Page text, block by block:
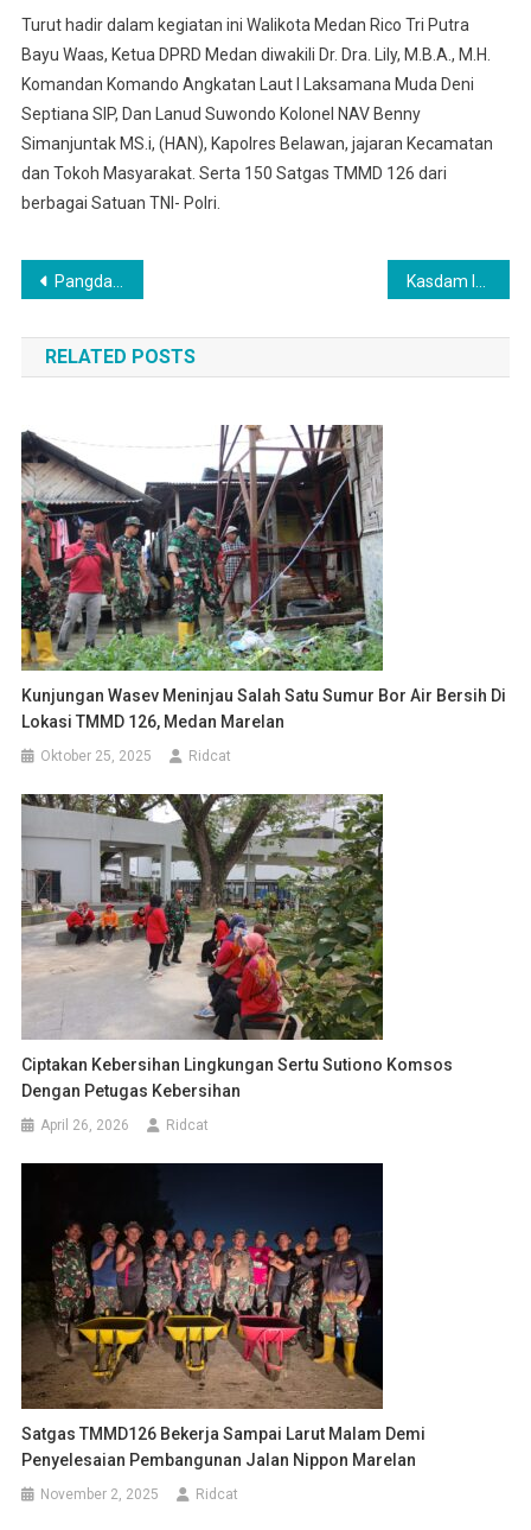
Turut hadir dalam kegiatan ini Walikota Medan Rico Tri Putra
Bayu Waas, Ketua DPRD Medan diwakili Dr. Dra. Lily, M.B.A., M.H.
Komandan Komando Angkatan Laut I Laksamana Muda Deni
Septiana SIP, Dan Lanud Suwondo Kolonel NAV Benny
Simanjuntak MS.i, (HAN), Kapolres Belawan, jajaran Kecamatan
dan Tokoh Masyarakat. Serta 150 Satgas TMMD 126 dari
berbagai Satuan TNI- Polri.
Navigasi
pos
Pangdam I/BB Tutup TMMD ke-126: Sinergi TNI dan Rakyat Kunci Pemerataan Pembangunan
RELATED POSTS
Kunjungan Wasev Meninjau Salah Satu Sumur Bor Air Bersih Di
Lokasi TMMD 126, Medan Marelan
Oktober 25, 2025 Ridcat
Ciptakan Kebersihan Lingkungan Sertu Sutiono Komsos
Dengan Petugas Kebersihan
April 26, 2026 Ridcat
Satgas TMMD126 Bekerja Sampai Larut Malam Demi
Penyelesaian Pembangunan Jalan Nippon Marelan
November 2, 2025 Ridcat